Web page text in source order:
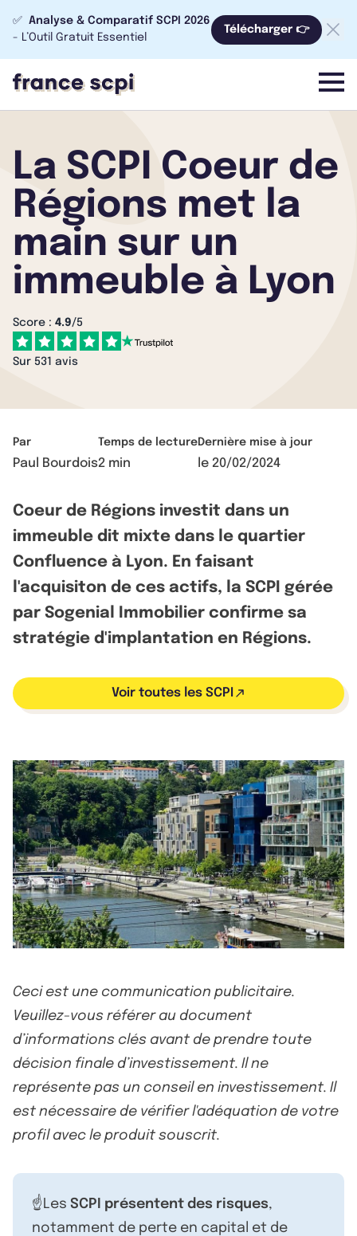
✅ Analyse & Comparatif SCPI 2026
- L’Outil Gratuit Essentiel
Télécharger 👉
menu
La SCPI Coeur de
Régions met la
main sur un
immeuble à Lyon
Score : 4.9/5
Sur 531 avis
Par
Paul Bourdois
Temps de lecture
2 min
Dernière mise à jour
le 20/02/2024
Coeur de Régions investit dans un
immeuble dit mixte dans le quartier
Confluence à Lyon. En faisant
l'acquisiton de ces actifs, la SCPI gérée
par Sogenial Immobilier confirme sa
stratégie d'implantation en Régions.
Voir toutes les SCPI
Ceci est une communication publicitaire.
Veuillez-vous référer au document
d’informations clés avant de prendre toute
décision finale d’investissement. Il ne
représente pas un conseil en investissement. Il
est nécessaire de vérifier l'adéquation de votre
profil avec le produit souscrit.
☝️Les SCPI présentent des risques,
notamment de perte en capital et de